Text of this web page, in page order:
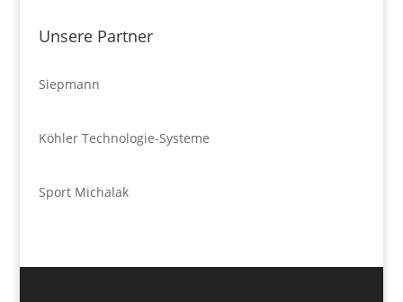
Unsere Partner
Siepmann
Köhler Technologie-Systeme
Sport Michalak